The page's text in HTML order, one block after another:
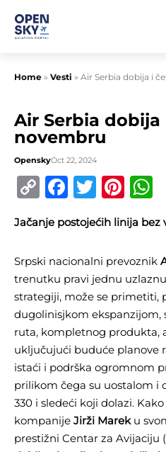
Home » Vesti » Air Serbia dobija i
Air Serbia
novembru
OpenskyOct 22, 2024
CopyFacebook
Twitter
Jačanje postojećih linija bez
Srpski nacionalni prevoznik
trenutku pravi jednu
strategiji, može se primetiti,
dugolinisjkom ekspanzijom,
ruta, kompletnog produkta,
uključujući buduće planove
istaći i podrška ogromnom
prilikom čega su uostalom i
330 i sledeći koji dolazi.
kompanije Jirži Mareku
prestižni Centar za Avijaciju